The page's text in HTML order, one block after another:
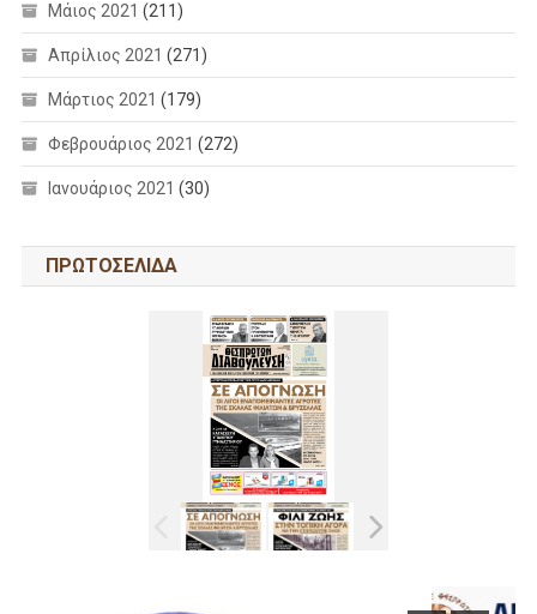
Μάιος 2021 (211)
Απρίλιος 2021 (271)
Μάρτιος 2021 (179)
Φεβρουάριος 2021 (272)
Ιανουάριος 2021 (30)
ΠΡΩΤΟΣΕΛΙΔΑ